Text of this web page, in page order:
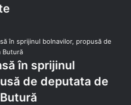
în sprijinul
de deputata de